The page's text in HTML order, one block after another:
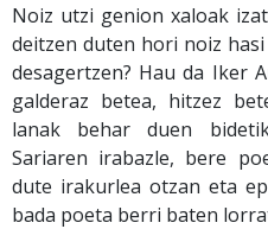
Noiz utzi genion xaloak
deitzen duten hori noiz
desagertzen? Hau da Iker
galderaz betea, hitzez
lanak behar duen
Sariaren irabazle, bere
dute irakurlea otzan eta
bada poeta berri baten